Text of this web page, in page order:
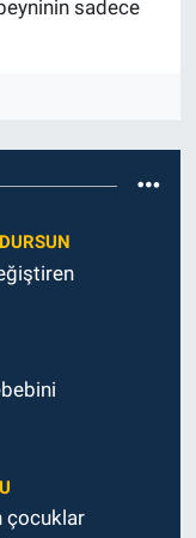
sadece
çocuklar